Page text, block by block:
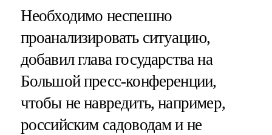
Необходимо неспешно
проанализировать ситуацию,
добавил глава государства на
Большой пресс-конференции,
чтобы не навредить, например,
российским садоводам и не